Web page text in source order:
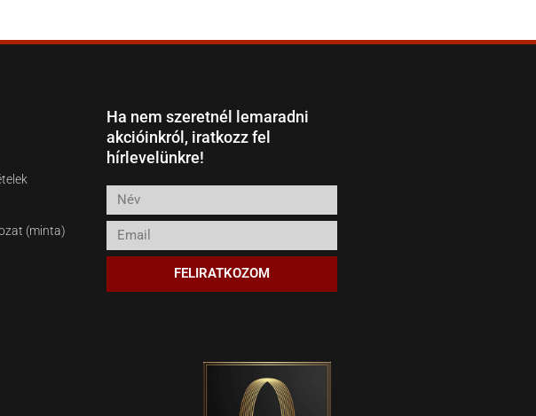
(minta)
Ha nem szeretnél lemaradni
akcióinkról, iratkozz fel
hírlevelünkre!
Név
Email
FELIRATKOZOM